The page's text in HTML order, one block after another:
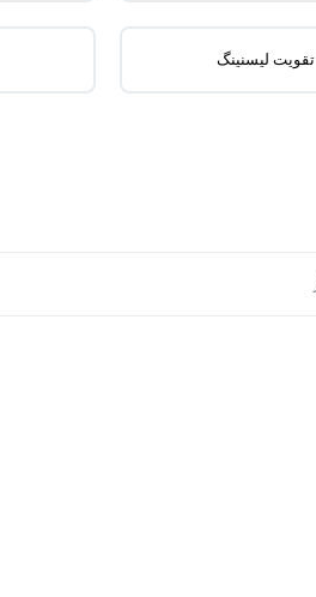
تقویت لیسنینگ